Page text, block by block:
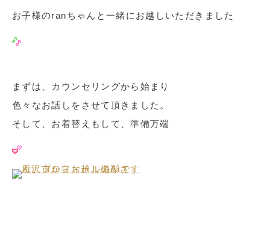
お子様のranちゃんと一緒にお越しいただきました
まずは、カウンセリングから始まり
色々なお話しをさせて頂きました。
そして、お着替えもして、準備万端